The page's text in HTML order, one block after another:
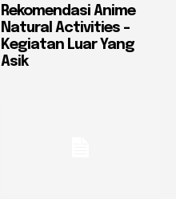
Rekomendasi Anime
Natural Activities –
Kegiatan Luar Yang
Asik